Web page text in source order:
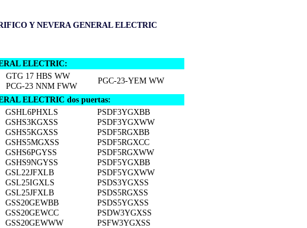
Y NEVERA GENERAL ELECTRIC
ELECTRIC:
GTG 17 HBS WW
PCG-23 NNM FWW
PGC-23-YEM WW
ELECTRIC dos puertas:
GSHL6PHXLS
GSHS3KGXSS
GSHS5KGXSS
GSHS5MGXSS
GSHS6PGYSS
GSHS9NGYSS
GSL22JFXLB
GSL25IGXLS
GSL25JFXLB
GSS20GEWBB
GSS20GEWCC
GSS20GEWWW
PSDF3YGXBB
PSDF3YGXWW
PSDF5RGXBB
PSDF5RGXCC
PSDF5RGXWW
PSDF5YGXBB
PSDF5YGXWW
PSDS3YGXSS
PSDS5RGXSS
PSDS5YGXSS
PSDW3YGXSS
PSFW3YGXSS